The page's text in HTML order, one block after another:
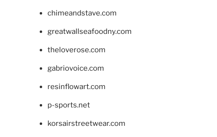
chimeandstave.com
greatwallseafoodny.com
theloverose.com
gabriovoice.com
resinflowart.com
p-sports.net
korsairstreetwear.com